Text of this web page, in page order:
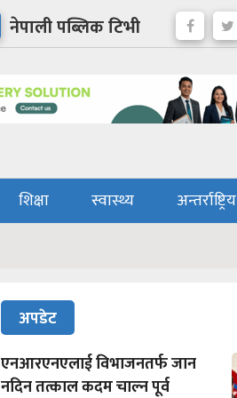
नेपाली पब्लिक टिभी
शिक्षा स्वास्थ्य
अन्तर्राष्ट्रिय
अपडेट
एनआरएनएलाई विभाजनतर्फ जान
नदिन तत्काल कदम चाल्न पूर्व